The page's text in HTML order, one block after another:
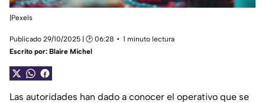
|Pexels
Publicado 29/10/2025 | 🕑 06:28
1 minuto lectura
Escrito por: Blaire Michel
Las autoridades han dado a conocer el operativo que se